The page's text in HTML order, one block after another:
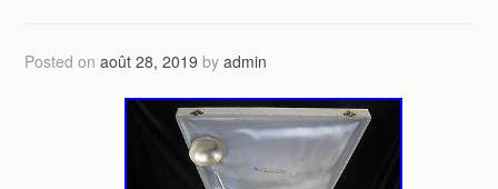
Posted onaoût 28, 2019 byadmin